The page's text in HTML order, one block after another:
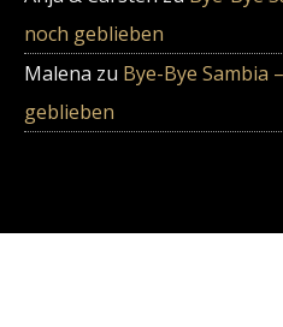
noch geblieben
Malena zu Bye-Bye Sambia
geblieben